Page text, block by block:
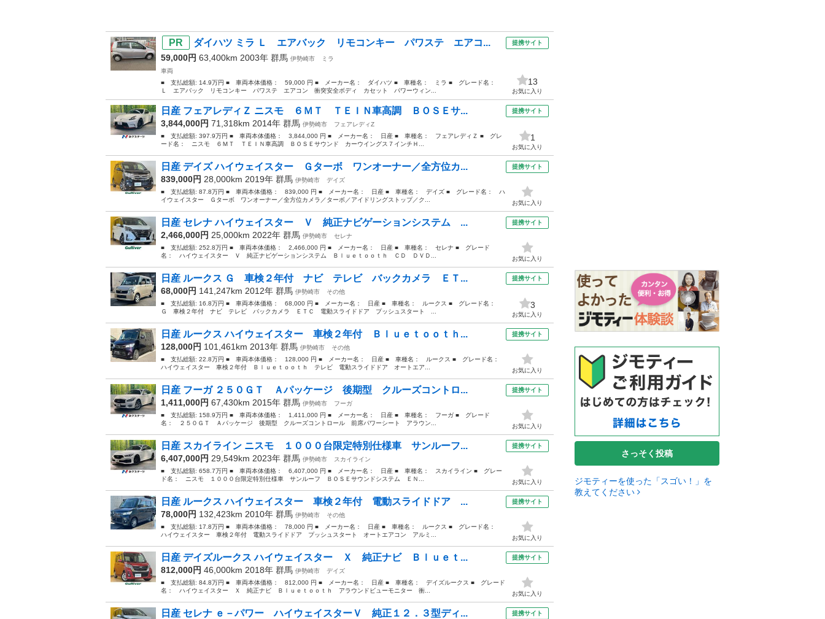
ダイハツ ミラ Ｌ エアバック リモコンキー パワステ エアコ...
59,000円 63,400km 2003年 群馬 伊勢崎市
ミラ
車両
■ 支払総額: 14.9万円 ■ 車両本体価格： 59,000 円 ■ メーカー名： ダイハツ ■ 車種名： ミラ ■ グレード名：
Ｌ エアバック リモコンキー パワステ エアコン 衝突安全ボディ カセット パワーウィン...
提携サイト
13
お気に入り
日産 フェアレディＺ ニスモ ６ＭＴ ＴＥＩＮ車高調 ＢＯＳＥサ...
3,844,000円 71,318km 2014年 群馬 伊勢崎市
フェアレディZ
■ 支払総額: 397.9万円 ■ 車両本体価格： 3,844,000 円 ■ メーカー名： 日産 ■ 車種名： フェアレディＺ ■ グレ
ード名： ニスモ ６ＭＴ ＴＥＩＮ車高調 ＢＯＳＥサウンド カーウイングス７インチＨ...
提携サイト
1
お気に入り
日産 デイズ ハイウェイスター Ｇターボ ワンオーナー／全方位カ...
839,000円 28,000km 2019年 群馬 伊勢崎市
デイズ
■ 支払総額: 87.8万円 ■ 車両本体価格： 839,000 円 ■ メーカー名： 日産 ■ 車種名： デイズ ■ グレード名： ハ
イウェイスター Ｇターボ ワンオーナー／全方位カメラ／ターボ／アイドリングストップ／ク...
提携サイト
お気に入り
日産 セレナ ハイウェイスター Ｖ 純正ナビゲーションシステム ...
2,466,000円 25,000km 2022年 群馬 伊勢崎市
セレナ
■ 支払総額: 252.8万円 ■ 車両本体価格： 2,466,000 円 ■ メーカー名： 日産 ■ 車種名： セレナ ■ グレード
名： ハイウェイスター Ｖ 純正ナビゲーションシステム Ｂｌｕｅｔｏｏｔｈ ＣＤ ＤＶＤ...
提携サイト
お気に入り
日産 ルークス Ｇ 車検２年付 ナビ テレビ バックカメラ ＥＴ...
68,000円 141,247km 2012年 群馬 伊勢崎市
その他
■ 支払総額: 16.8万円 ■ 車両本体価格： 68,000 円 ■ メーカー名： 日産 ■ 車種名： ルークス ■ グレード名：
Ｇ 車検２年付 ナビ テレビ バックカメラ ＥＴＣ 電動スライドドア プッシュスタート ...
提携サイト
3
お気に入り
日産 ルークス ハイウェイスター 車検２年付 Ｂｌｕｅｔｏｏｔｈ...
128,000円 101,461km 2013年 群馬 伊勢崎市
その他
■ 支払総額: 22.8万円 ■ 車両本体価格： 128,000 円 ■ メーカー名： 日産 ■ 車種名： ルークス ■ グレード名：
ハイウェイスター 車検２年付 Ｂｌｕｅｔｏｏｔｈ テレビ 電動スライドドア オートエア...
提携サイト
お気に入り
日産 フーガ ２５０ＧＴ Ａパッケージ 後期型 クルーズコントロ...
1,411,000円 67,430km 2015年 群馬 伊勢崎市
フーガ
■ 支払総額: 158.9万円 ■ 車両本体価格： 1,411,000 円 ■ メーカー名： 日産 ■ 車種名： フーガ ■ グレード
名： ２５０ＧＴ Ａパッケージ 後期型 クルーズコントロール 前席パワーシート アラウン...
提携サイト
お気に入り
日産 スカイライン ニスモ １０００台限定特別仕様車 サンルーフ...
6,407,000円 29,549km 2023年 群馬 伊勢崎市
スカイライン
■ 支払総額: 658.7万円 ■ 車両本体価格： 6,407,000 円 ■ メーカー名： 日産 ■ 車種名： スカイライン ■ グレー
ド名： ニスモ １０００台限定特別仕様車 サンルーフ ＢＯＳＥサウンドシステム ＥＮ...
提携サイト
お気に入り
日産 ルークス ハイウェイスター 車検２年付 電動スライドドア ...
78,000円 132,423km 2010年 群馬 伊勢崎市
その他
■ 支払総額: 17.8万円 ■ 車両本体価格： 78,000 円 ■ メーカー名： 日産 ■ 車種名： ルークス ■ グレード名：
ハイウェイスター 車検２年付 電動スライドドア プッシュスタート オートエアコン アルミ...
提携サイト
お気に入り
日産 デイズルークス ハイウェイスター Ｘ 純正ナビ Ｂｌｕｅｔ...
812,000円 46,000km 2018年 群馬 伊勢崎市
デイズ
■ 支払総額: 84.8万円 ■ 車両本体価格： 812,000 円 ■ メーカー名： 日産 ■ 車種名： デイズルークス ■ グレード
名： ハイウェイスター Ｘ 純正ナビ Ｂｌｕｅｔｏｏｔｈ アラウンドビューモニター 衝...
提携サイト
お気に入り
日産 セレナ ｅ－パワー ハイウェイスターＶ 純正１２．３型ディ... 提携サイト
さっそく投稿
ジモティーを使った「スゴい！」を
教えてください